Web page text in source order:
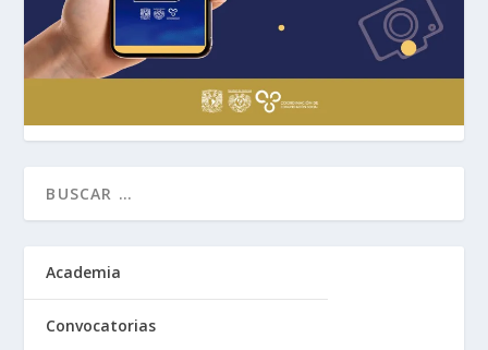
Academia
Convocatorias